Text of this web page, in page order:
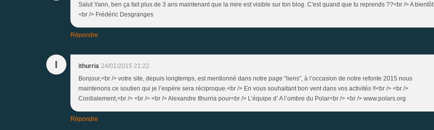
Salut Yann, ben ça fait plus de 3 ans maintenant que la mire est visible sur ton blog. C'est quand que tu reprends ??<br /> A bientôt,
<br /> Frédéric Desgranges
Répondre
I ithurria 24/01/2015 21:22
Bonjour,<br /> votre site, depuis longtemps, est mentionné dans notre page “liens”, à l’occasion de notre refonte 2015 nous
maintenons ce soutien qui je l’espère sera réciproque.<br /> En vous souhaitant bon vent dans vos activités !!<br /> <br />
Cordialement,<br /> <br /> <br /> Alexandre Ithurria pour<br /> L’équipe d’ A l’ombre du Polar<br /> <br /> www.polars.org
Répondre